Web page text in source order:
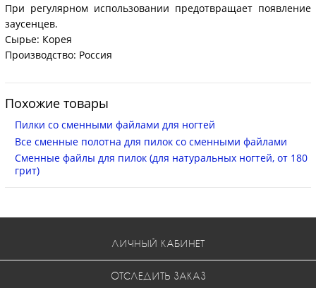
При регулярном использовании предотвращает появление
заусенцев.
Сырье: Корея
Производство: Россия
Похожие товары
Пилки со сменными файлами для ногтей
Все сменные полотна для пилок со сменными файлами
Сменные файлы для пилок (для натуральных ногтей, от 180
грит)
ЛИЧНЫЙ КАБИНЕТ
ОТСЛЕДИТЬ ЗАКАЗ